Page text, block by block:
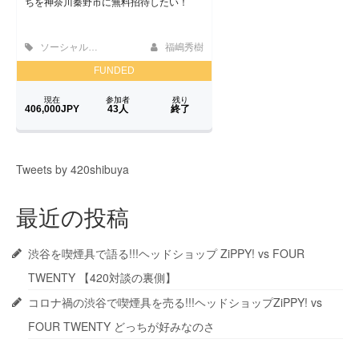
Tweets by 420shibuya
最近の投稿
渋谷を喫煙具で語る!!!ヘッドショップ ZiPPY! vs FOUR
TWENTY 【420対談の裏側】
コロナ禍の渋谷で喫煙具を売る!!!ヘッドショップZiPPY! vs
FOUR TWENTY どっちが好みなのさ